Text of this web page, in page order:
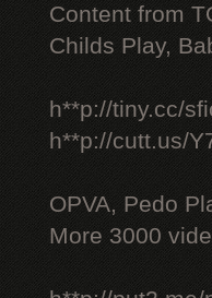
Content from
Childs Play,
h**p://tiny.cc/
h**p://cutt.us/
OPVA, Pedo
More 3000